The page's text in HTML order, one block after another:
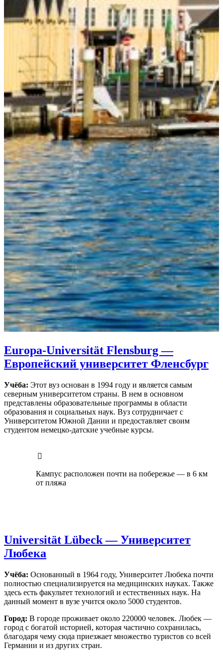
Europa-Universität Flensburg —
Европейский университет Фленсбург
Учёба: Этот вуз основан в 1994 году и является самым
северным университетом страны. В нем в основном
представлены образовательные программы в области
образования и социальных наук. Вуз сотрудничает с
Университетом Южной Дании и предоставляет своим
студентом немецко-датские учебные курсы.
Кампус расположен почти на побережье — в 6 км
от пляжа
Universität Lübeck —Университет
Любека
Учёба: Основанный в 1964 году, Университет Любека почти
полностью специализируется на медицинских науках. Также
здесь есть факультет технологий и естественных наук. На
данный момент в вузе учится около 5000 студентов.
Город: В городе проживает около 220000 человек. Любек —
город с богатой историей, которая частично сохранилась,
благодаря чему сюда приезжает множество туристов со всей
Германии и из других стран.